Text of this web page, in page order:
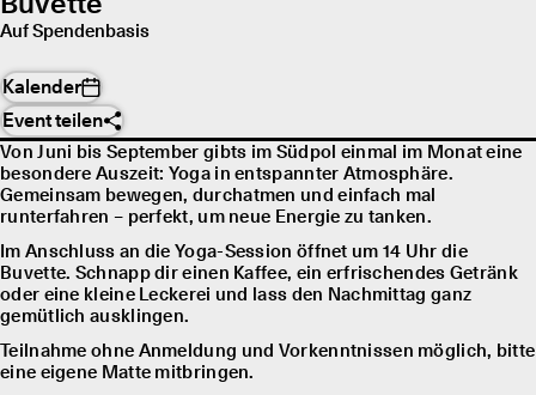
Auf Spendenbasis
Kalender
Event teilen
Von Juni bis September gibts im Südpol einmal im Monat eine
besondere Auszeit: Yoga in entspannter Atmosphäre.
Gemeinsam bewegen, durchatmen und einfach mal
runterfahren – perfekt, um neue Energie zu tanken.
Im Anschluss an die Yoga-Session öffnet um 14 Uhr die
Buvette. Schnapp dir einen Kaffee, ein erfrischendes Getränk
oder eine kleine Leckerei und lass den Nachmittag ganz
gemütlich ausklingen.
Teilnahme ohne Anmeldung und Vorkenntnissen möglich, bitte
eine eigene Matte mitbringen.